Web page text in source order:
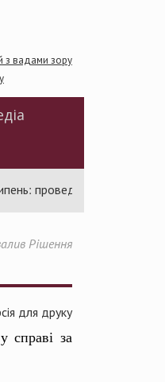
з вадами зору
94 засідання та
Рішення
для друку
у справі за